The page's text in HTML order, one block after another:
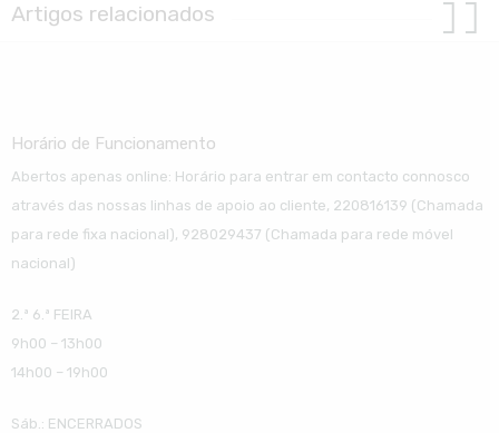
Artigos relacionados
Horário de Funcionamento
Abertos apenas online: Horário para entrar em contacto connosco
através das nossas linhas de apoio ao cliente, 220816139 (Chamada
para rede fixa nacional), 928029437 (Chamada para rede móvel
nacional)
2.ª 6.ª FEIRA
9h00 – 13h00
14h00 – 19h00
Sáb.: ENCERRADOS